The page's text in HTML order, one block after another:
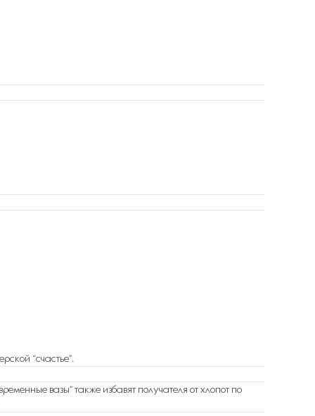
“счастье”.
вазы” также избавят получателя от хлопот по